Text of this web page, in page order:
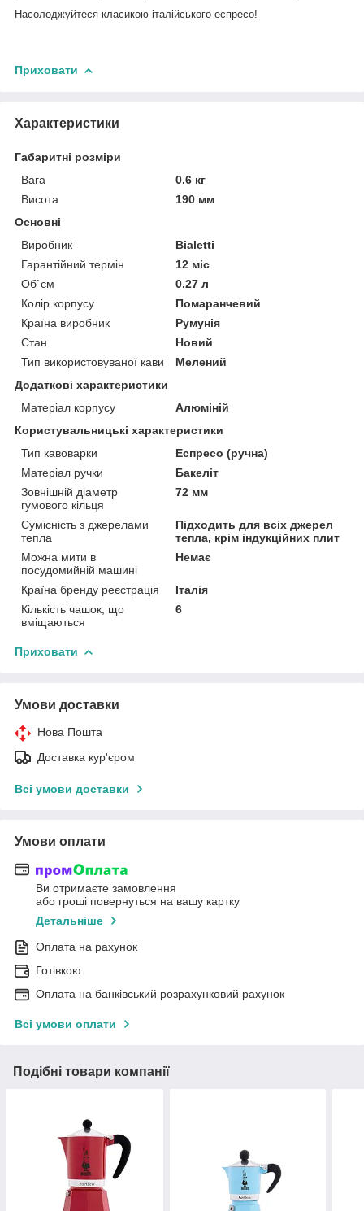
Насолоджуйтеся класикою італійського еспресо!
Приховати
Характеристики
Габаритні розміри
Вага
0.6 кг
Висота
190 мм
Основні
Виробник
Bialetti
Гарантійний термін
12 міс
Об`єм
0.27 л
Колір корпусу
Помаранчевий
Країна виробник
Румунія
Стан
Новий
Тип використовуваної кави
Мелений
Додаткові характеристики
Матеріал корпусу
Алюміній
Користувальницькі характеристики
Тип кавоварки
Еспресо (ручна)
Матеріал ручки
Бакеліт
Зовнішній діаметр
гумового кільця
72 мм
Сумісність з джерелами
тепла
Підходить для всіх джерел
тепла, крім індукційних плит
Можна мити в
посудомийній машині
Немає
Країна бренду реєстрація
Італія
Кількість чашок, що
вміщаються
6
Приховати
Умови доставки
Нова Пошта
Доставка кур'єром
Всі умови доставки
Умови оплати
Ви отримаєте замовлення
або гроші повернуться на вашу картку
Детальніше
Оплата на рахунок
Готівкою
Оплата на банківський розрахунковий рахунок
Всі умови оплати
Подібні товари компанії